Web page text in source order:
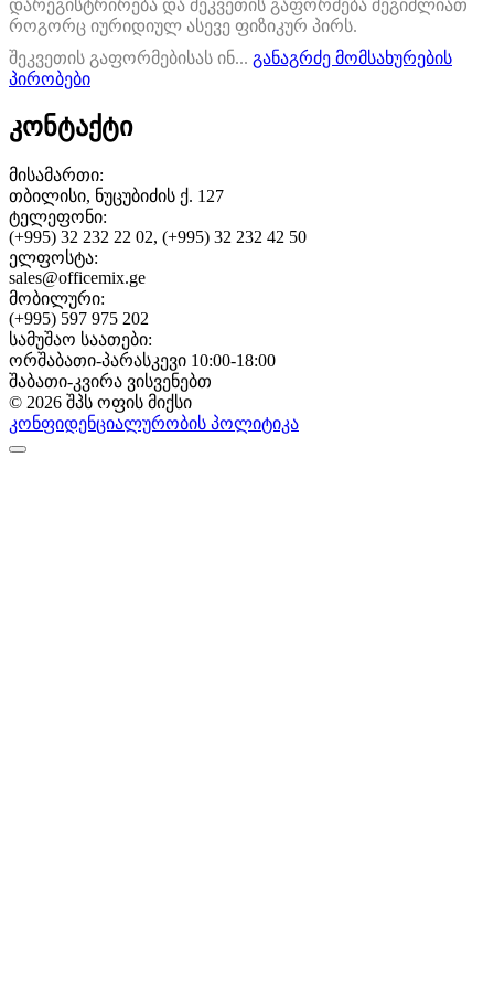
დარეგისტრირება და შეკვეთის გაფორმება შეგიძლიათ
როგორც იურიდიულ ასევე ფიზიკურ პირს.
შეკვეთის გაფორმებისას ინ... განაგრძე მომსახურების
პირობები
კონტაქტი
მისამართი:
თბილისი, ნუცუბიძის ქ. 127
ტელეფონი:
(+995) 32 232 22 02, (+995) 32 232 42 50
ელფოსტა:
sales@officemix.ge
მობილური:
(+995) 597 975 202
სამუშაო საათები:
ორშაბათი-პარასკევი 10:00-18:00
შაბათი-კვირა ვისვენებთ
© 2026 შპს ოფის მიქსი
კონფიდენციალურობის პოლიტიკა